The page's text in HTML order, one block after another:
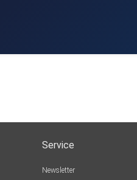
Service
Newsletter